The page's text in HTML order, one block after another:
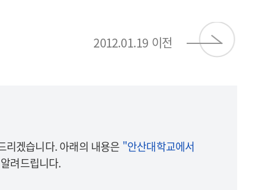
2012.01.19 이전
리겠습니다. 아래의 내용은 "안산대학교에서
려드립니다.